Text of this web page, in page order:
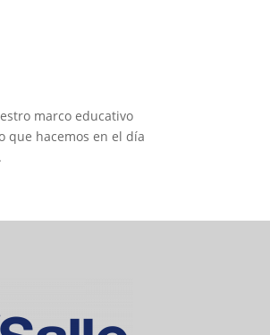
marco educativo
que hacemos en el día